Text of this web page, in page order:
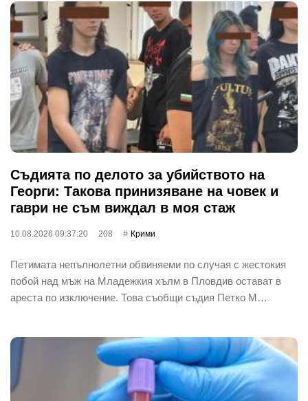
Съдията по делото за убийството на
Георги: Такова принизяване на човек и
гаври не съм виждал в моя стаж
10.08.2026 09:37:20 208 Крими
Петимата непълнолетни обвиняеми по случая с жестокия
побой над мъж на Младежкия хълм в Пловдив остават в
ареста по изключение. Това съобщи съдия Петко М…